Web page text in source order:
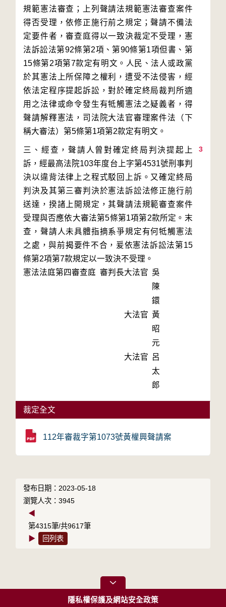
規範憲法審查；上列聲請法規範憲法審查案件
得否受理，依修正施行前之規定；聲請不備法
定要件者，審查庭得以一致決裁定不受理，憲
法訴訟法第92條第2項、第90條第1項但書、第
15條第2項第7款定有明文。人民、法人或政黨
於其憲法上所保障之權利，遭受不法侵害，經
依法定程序提起訴訟，對於確定終局裁判所適
用之法律或命令發生有牴觸憲法之疑義者，得
聲請解釋憲法，司法院大法官審理案件法（下
3
三、經查，聲請人曾對確定終局判決提起上
訴，經最高法院103年度台上字第4531號刑事判
決以違背法律上之程式駁回上訴。又確定終局
判決及其第三審判決於憲法訴訟法修正施行前
送達，揆諸上開規定，其聲請法規範審查案件
受理與否應依大審法第5條第1項第2款所定。末
查，聲請人未具體指摘系爭規定有何牴觸憲法
之處，與前揭要件不合，爰依憲法訴訟法第15
條第2項第7款規定以一致決不受理。
憲法法庭第四審查庭 審判長大法官 吳
陳
鐶
大法官 黃
昭
元
大法官 呂
太
郎
裁定全文
112年審裁字第1073號黃權興聲請案
發布日期：2023-05-18
瀏覽人次：3945
◀
第4315筆/共9617筆
▶
回列表
隱私權保護及網站安全政策